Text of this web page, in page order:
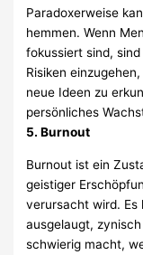
Paradoxerweise
hemmen. Wenn
fokussiert sind,
Risiken
neue Ideen zu
persönliches
5. Burnout
Burnout ist ein
geistiger
verursacht wird. Es
ausgelaugt,
schwierig macht,